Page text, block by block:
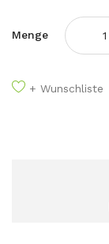
Menge
+ Wunschliste